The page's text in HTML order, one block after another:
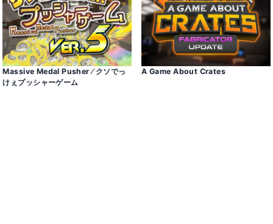
Massive Medal Pusher ⁄ クソでっ
けぇプッシャーゲーム
A Game About Crates